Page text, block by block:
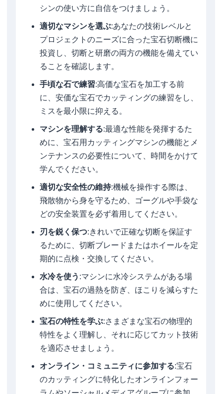
シンの使い方に自信をつけましょう。
適切なマシンを選ぶ:あなたの技術レベルと
プロジェクトのニーズに合った宝石切断機に
投資し、切断と研磨の両方の機能を備えてい
ることを確認します。
手頃な石で練習:高価な宝石を加工する前
に、安価な宝石でカッティングの練習をし、
ミスを最小限に抑える。
マシンを理解する:最適な性能を発揮するた
めに、宝石用カッティングマシンの機能とメ
ンテナンスの必要性について、時間をかけて
学んでください。
適切な安全性の維持:機械を操作する際は、
飛散物から身を守るため、ゴーグルや手袋な
どの安全装置を必ず着用してください。
刃を鋭く保つ:きれいで正確な切断を保証す
るために、切断ブレードまたはホイールを定
期的に点検・交換してください。
水冷を使う :マシンに水冷システムがある場
合は、宝石の過熱を防ぎ、ほこりを減らすた
めに使用してください。
宝石の特性を学ぶ:さまざまな宝石の物理的
特性をよく理解し、それに応じてカット技術
を適応させましょう。
オンライン・コミュニティに参加する:宝石
のカッティングに特化したオンラインフォー